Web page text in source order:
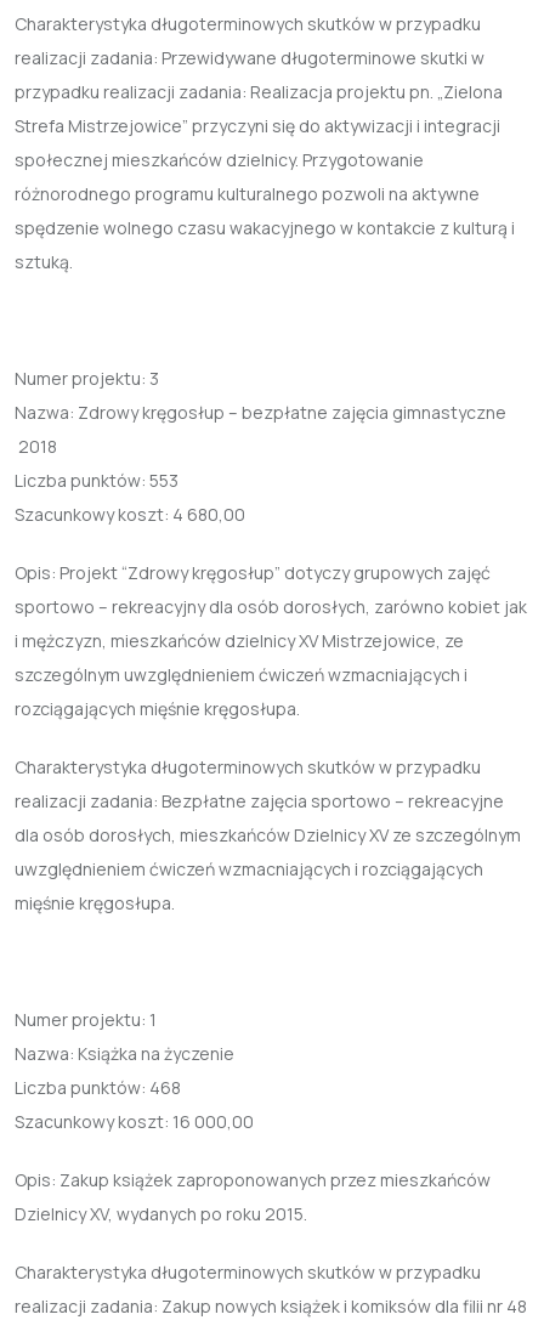
Charakterystyka długoterminowych skutków w przypadku
realizacji zadania: Przewidywane długoterminowe skutki w
przypadku realizacji zadania: Realizacja projektu pn. „Zielona
Strefa Mistrzejowice” przyczyni się do aktywizacji i integracji
społecznej mieszkańców dzielnicy. Przygotowanie
różnorodnego programu kulturalnego pozwoli na aktywne
spędzenie wolnego czasu wakacyjnego w kontakcie z kulturą i
sztuką.
Numer projektu: 3
Nazwa: Zdrowy kręgosłup – bezpłatne zajęcia gimnastyczne
2018
Liczba punktów: 553
Szacunkowy koszt: 4 680,00
Opis: Projekt “Zdrowy kręgosłup” dotyczy grupowych zajęć
sportowo – rekreacyjny dla osób dorosłych, zarówno kobiet jak
i mężczyzn, mieszkańców dzielnicy XV Mistrzejowice, ze
szczególnym uwzględnieniem ćwiczeń wzmacniających i
rozciągających mięśnie kręgosłupa.
Charakterystyka długoterminowych skutków w przypadku
realizacji zadania: Bezpłatne zajęcia sportowo – rekreacyjne
dla osób dorosłych, mieszkańców Dzielnicy XV ze szczególnym
uwzględnieniem ćwiczeń wzmacniających i rozciągających
mięśnie kręgosłupa.
Numer projektu: 1
Nazwa: Książka na życzenie
Liczba punktów: 468
Szacunkowy koszt: 16 000,00
Opis: Zakup książek zaproponowanych przez mieszkańców
Dzielnicy XV, wydanych po roku 2015.
Charakterystyka długoterminowych skutków w przypadku
realizacji zadania: Zakup nowych książek i komiksów dla filii nr 48